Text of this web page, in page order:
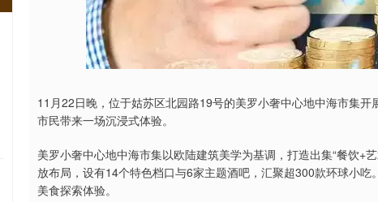
11月22日晚，位于姑苏区北园路19号的美罗小奢中心地中海市集开
市民带来一场沉浸式体验。
美罗小奢中心地中海市集以欧陆建筑美学为基调，打造出集“餐饮+
放布局，设有14个特色档口与6家主题酒吧，汇聚超300款环球小
美食探索体验。